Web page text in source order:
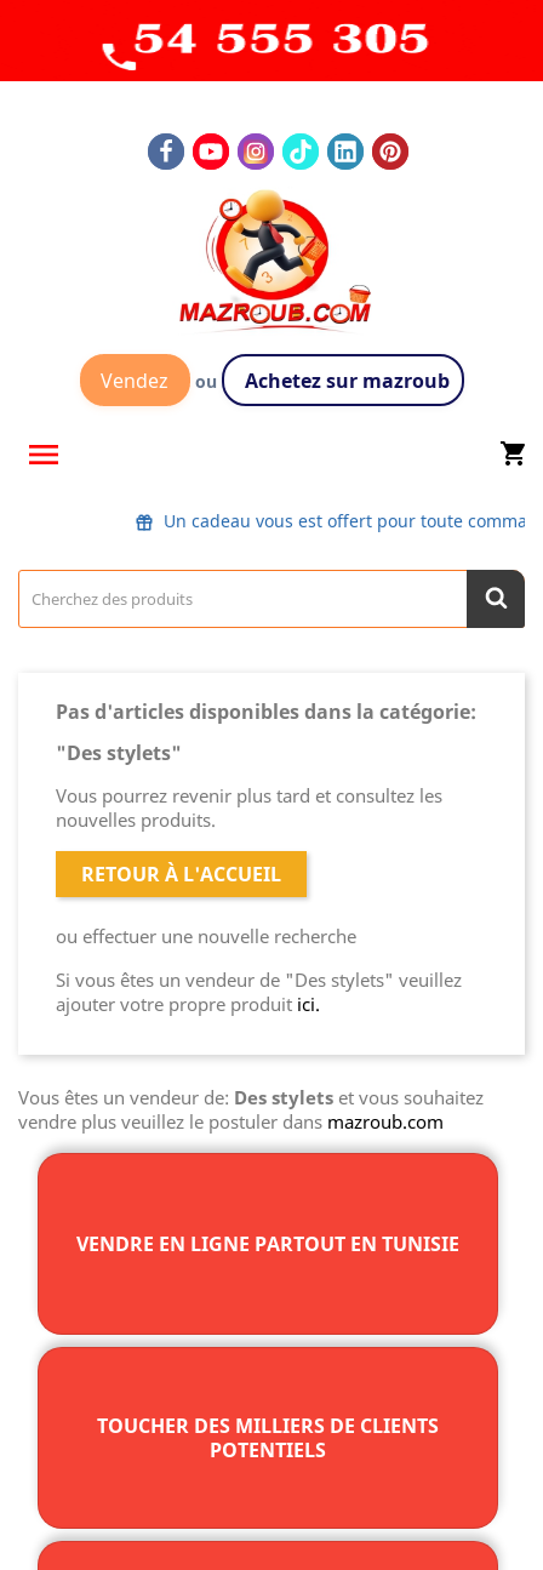
Vendez ou Achetez sur mazroub
 shopping_cart
Un cadeau vous est offert pour toute
Pas d'articles disponibles dans la catégorie:
"Des stylets"
Vous pourrez revenir plus tard et consultez les
nouvelles produits.
RETOUR À L'ACCUEIL
ou effectuer une nouvelle recherche
Si vous êtes un vendeur de "Des stylets" veuillez
ajouter votre propre produit ici.
Vous êtes un vendeur de: Des stylets et vous souhaitez
vendre plus veuillez le postuler dans mazroub.com
VENDRE EN LIGNE PARTOUT EN TUNISIE
TOUCHER DES MILLIERS DE CLIENTS
POTENTIELS